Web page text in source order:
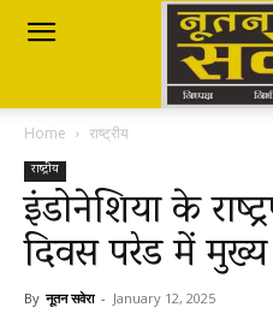
Nutan
Savera
नूतन
Home राष्ट्रीय
राष्ट्रीय
इंडोनेशिया के
दिवस परेड में
By नूतन सवेरा - January 12, 2025